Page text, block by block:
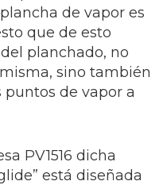
de vapor es
que de esto
planchado, no
sino también
de vapor a
PV1516 dicha
está diseñada